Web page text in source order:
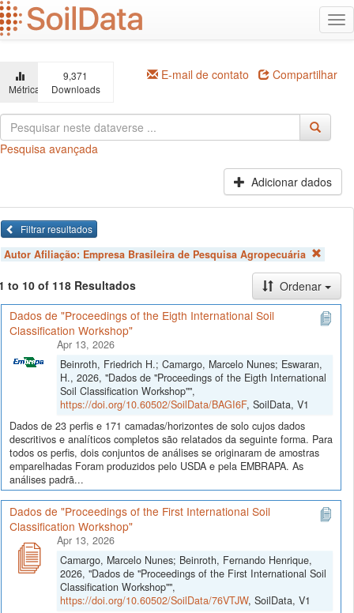
Ir
para
o
principal
Métricas
9,371
Downloads
E-mail de contato Compartilhar
Pesquisa avançada
Adicionar dados
Filtrar resultados
Autor Afiliação: Empresa Brasileira de Pesquisa Agropecuária
to 10 of 118 Resultados
Ordenar
Dados de "Proceedings of the Eigth International Soil
Classification Workshop"
Apr 13, 2026
Beinroth, Friedrich H.; Camargo, Marcelo Nunes; Eswaran,
H., 2026, "Dados de "Proceedings of the Eigth International
Soil Classification Workshop"",
https://doi.org/10.60502/SoilData/BAGI6F, SoilData, V1
Dados de 23 perfis e 171 camadas/horizontes de solo cujos dados
descritivos e analíticos completos são relatados da seguinte forma. Para
todos os perfis, dois conjuntos de análises se originaram de amostras
emparelhadas Foram produzidos pelo USDA e pela EMBRAPA. As
análises padrã...
Dados de "Proceedings of the First International Soil
Classification Workshop"
Apr 13, 2026
Camargo, Marcelo Nunes; Beinroth, Fernando Henrique,
2026, "Dados de "Proceedings of the First International Soil
Classification Workshop"",
https://doi.org/10.60502/SoilData/76VTJW, SoilData, V1